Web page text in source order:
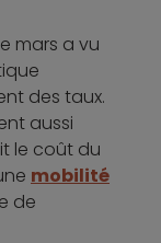
mars a vu
des taux.
aussi
le coût du
mobilité
de